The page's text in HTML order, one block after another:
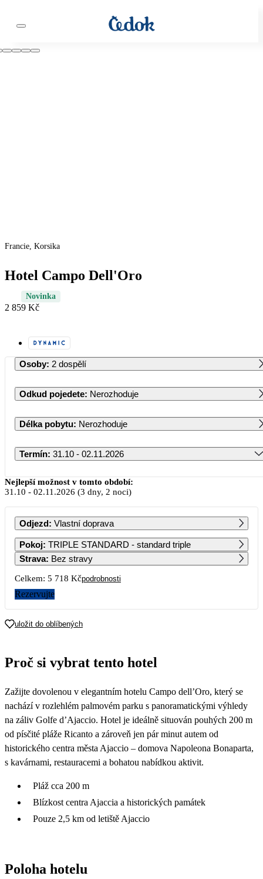
Francie, Korsika
Hotel Campo Dell'Oro
Novinka
2 859 Kč
Osoby: 2 dospělí
Odkud pojedete: Nerozhoduje
Délka pobytu: Nerozhoduje
Termín: 31.10 - 02.11.2026
Říjen 2026
PO ÚT ST ČT PÁ SO NE
1
4 189
2
4 189
3
4 189
4
5
4 529
6
4 189
7
4 639
8 9 10 11
12
3 749 3 889 4 079 3 889 3 769 3 889 3 769
19 20
26
3 089
27 28 29
Nejlepší možnost v tomto období:
31.10 - 02.11.2026 (3 dny, 2 noci)
Odjezd: Vlastní doprava
Pokoj: TRIPLE STANDARD - standard triple
Strava: Bez stravy
Celkem: 5 718 Kčpodrobnosti
Rezervujte
uložit do oblíbených
Proč si vybrat tento hotel
Zažijte dovolenou v elegantním hotelu Campo dell’Oro, který se
nachází v rozlehlém palmovém parku s panoramatickými výhledy
na záliv Golfe d’Ajaccio. Hotel je ideálně situován pouhých 200 m
od písčité pláže Ricanto a zároveň jen pár minut autem od
historického centra města Ajaccio – domova Napoleona Bonaparta,
s kavárnami, restauracemi a bohatou nabídkou aktivit.
Pláž cca 200 m
Blízkost centra Ajaccia a historických památek
Pouze 2,5 km od letiště Ajaccio
Poloha hotelu